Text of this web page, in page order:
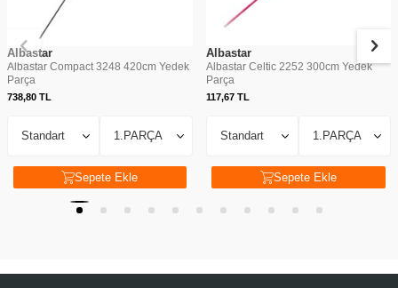
Albastar
Albastar Compact 3248 420cm Yedek
Parça
738,80 TL
Sepete Ekle
Albastar
Albastar Celtic 2252 300cm Yedek
Parça
117,67TL
Sepete Ekle